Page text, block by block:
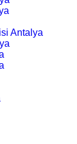
Antalya